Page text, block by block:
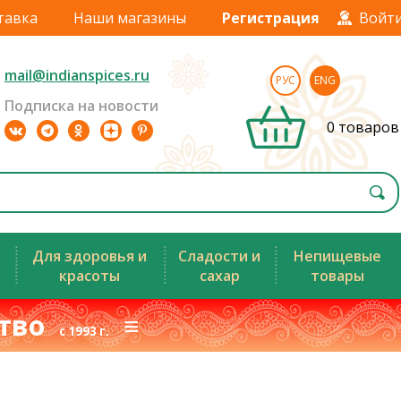
Наши магазины Регистрация
mail@indianspices.ru
Подписка на новости
РУС ENG
0 товаров
Для здоровья и
красоты
Сладости и
сахар
Непищевые
товары
с 1993 г.≡